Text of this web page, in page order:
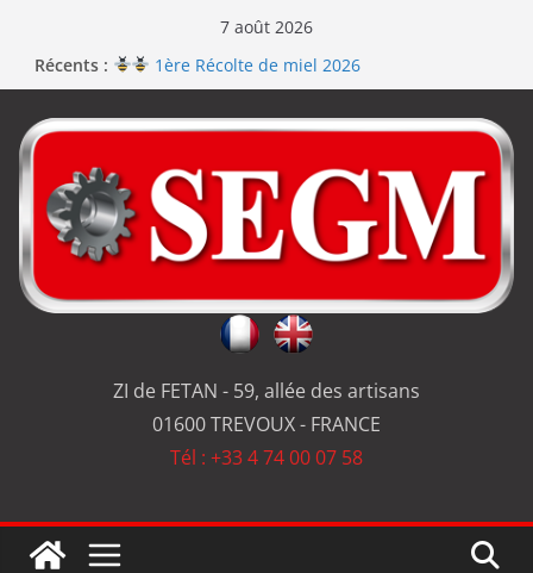
7 août 2026
Récents :
1ère Récolte de miel 2026
Renouvellement de la certification ISO 9001
Le repas d’équipe de SEGM allume le feu
Jérôme en renfort sur la qualité de #SEGM
ZI de FETAN - 59, allée des artisans
01600 TREVOUX - FRANCE
Tél : +33 4 74 00 07 58